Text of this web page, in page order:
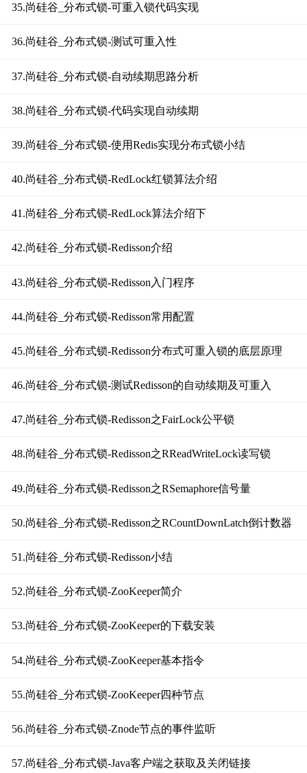
35.尚硅谷_分布式锁-可重入锁代码实现
36.尚硅谷_分布式锁-测试可重入性
37.尚硅谷_分布式锁-自动续期思路分析
38.尚硅谷_分布式锁-代码实现自动续期
39.尚硅谷_分布式锁-使用Redis实现分布式锁小结
40.尚硅谷_分布式锁-RedLock红锁算法介绍
41.尚硅谷_分布式锁-RedLock算法介绍下
42.尚硅谷_分布式锁-Redisson介绍
43.尚硅谷_分布式锁-Redisson入门程序
44.尚硅谷_分布式锁-Redisson常用配置
45.尚硅谷_分布式锁-Redisson分布式可重入锁的底层原理
46.尚硅谷_分布式锁-测试Redisson的自动续期及可重入
47.尚硅谷_分布式锁-Redisson之FairLock公平锁
48.尚硅谷_分布式锁-Redisson之RReadWriteLock读写锁
49.尚硅谷_分布式锁-Redisson之RSemaphore信号量
50.尚硅谷_分布式锁-Redisson之RCountDownLatch倒计数器
51.尚硅谷_分布式锁-Redisson小结
52.尚硅谷_分布式锁-ZooKeeper简介
53.尚硅谷_分布式锁-ZooKeeper的下载安装
54.尚硅谷_分布式锁-ZooKeeper基本指令
55.尚硅谷_分布式锁-ZooKeeper四种节点
56.尚硅谷_分布式锁-Znode节点的事件监听
57.尚硅谷_分布式锁-Java客户端之获取及关闭链接